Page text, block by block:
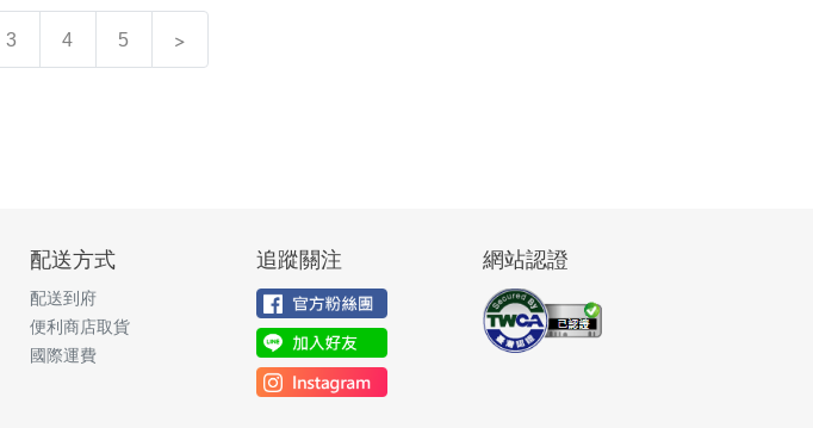
3 4 5
配送方式
配送到府
便利商店取貨
國際運費
追蹤關注 網站認證